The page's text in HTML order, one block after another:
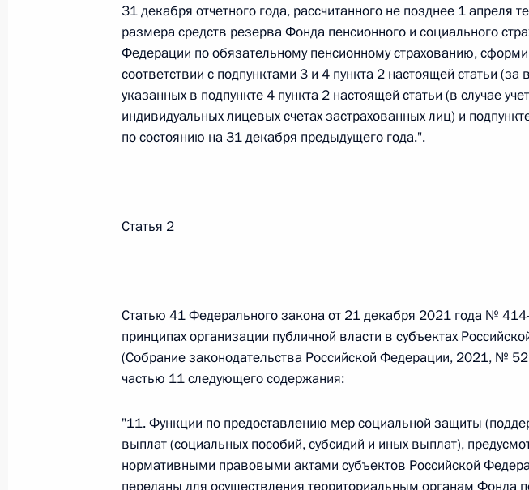
О внесении изменения в статью 2 Федерального закона «О
и добровольчестве (волонтерстве)»
26 июля 2026 года
Федеральный закон от 26.07.2026 г. № 251-ФЗ
О внесении изменений в статью 13–2 Федерального закона «Об актах
и признании утратившим силу пункта 1 части 13 статьи 3 Федерального
изменений в Федеральный закон „Об актах гражданского состояния“
26 июля 2026 года
Федеральный закон от 26.07.2026 г. № 270-ФЗ
О внесении изменения в статью 10 Федерального закона «Об
31 декабря отчетного года, рассчитанного не позднее 1 апреля
размера средств резерва Фонда пенсионного и социального
Федерации по обязательному пенсионному страхованию,
соответствии с подпунктами 3 и 4 пункта 2 настоящей статьи (за
указанных в подпункте 4 пункта 2 настоящей статьи (в случае
индивидуальных лицевых счетах застрахованных лиц) и
по состоянию на 31 декабря предыдущего года.".
Статья 2
Статью 41 Федерального закона от 21 декабря 2021 года №
принципах организации публичной власти в субъектах
(Собрание законодательства Российской Федерации, 2021, №
частью 11 следующего содержания:
"11. Функции по предоставлению мер социальной защиты
выплат (социальных пособий, субсидий и иных выплат),
нормативными правовыми актами субъектов Российской